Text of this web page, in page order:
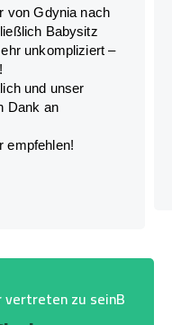
von Gdynia nach
Babysitz
unkompliziert –
und unser
Dank an
empfehlen!
zu seinB